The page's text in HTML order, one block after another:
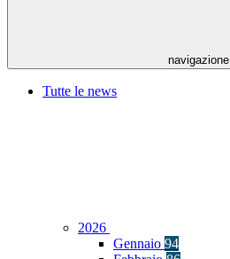
navigazione
Tutte le news
2026
Gennaio 94